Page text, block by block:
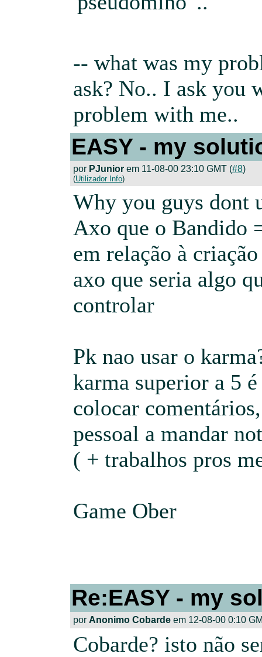
-- what was my
ask? No.. I ask you
problem with me..
EASY - my
por PJunior em 11-08-00 23:10 GMT (#8)
(Utilizador Info)
Why you guys dont
Axo que o Bandido
em relação à
axo que seria algo
controlar
Pk nao usar o
karma superior a 5
colocar
pessoal a mandar
( + trabalhos pros
Game Ober
Re:EASY - my
por Anonimo Cobarde em 12-08-00 0:10
Cobarde? isto não